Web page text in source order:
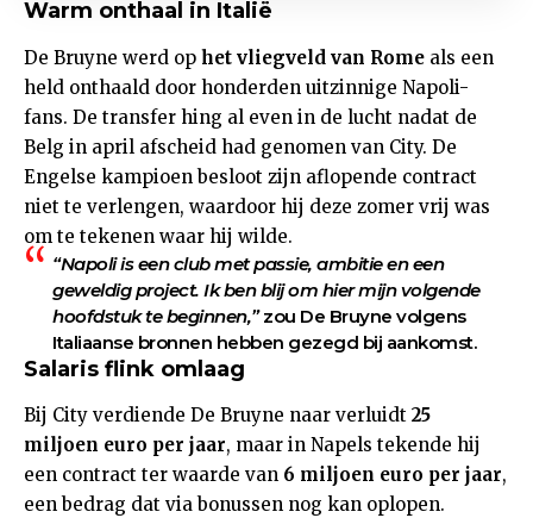
Warm onthaal in Italië
De Bruyne werd op het vliegveld van Rome als een
held onthaald door honderden uitzinnige Napoli-
fans. De transfer hing al even in de lucht nadat de
Belg in april afscheid had genomen van City. De
Engelse kampioen besloot zijn aflopende contract
niet te verlengen, waardoor hij deze zomer vrij was
om te tekenen waar hij wilde.
“Napoli is een club met passie, ambitie en een
geweldig project. Ik ben blij om hier mijn volgende
hoofdstuk te beginnen,”zou De Bruyne volgens
Italiaanse bronnen hebben gezegd bij aankomst.
Salaris flink omlaag
Bij City verdiende De Bruyne naar verluidt 25
miljoen euro per jaar, maar in Napels tekende hij
een contract ter waarde van 6 miljoen euro per jaar,
een bedrag dat via bonussen nog kan oplopen.